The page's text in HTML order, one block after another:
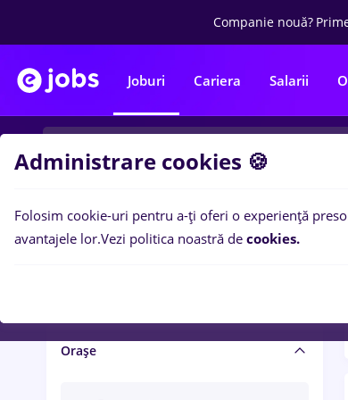
Companie nouă?
Joburi Cariera Salarii
Salariu și beneficii
Orașe
Administrare cookies 🍪
Folosim cookie-uri pentru a-ți oferi o experiență
avantajele lor.Vezi politica noastră de cookies.